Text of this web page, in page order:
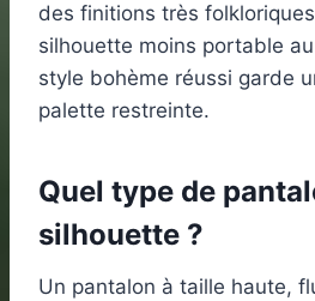
des finitions très
silhouette moins portable
style bohème réussi garde
palette restreinte.
Quel type de
silhouette ?
Un pantalon à taille haute,